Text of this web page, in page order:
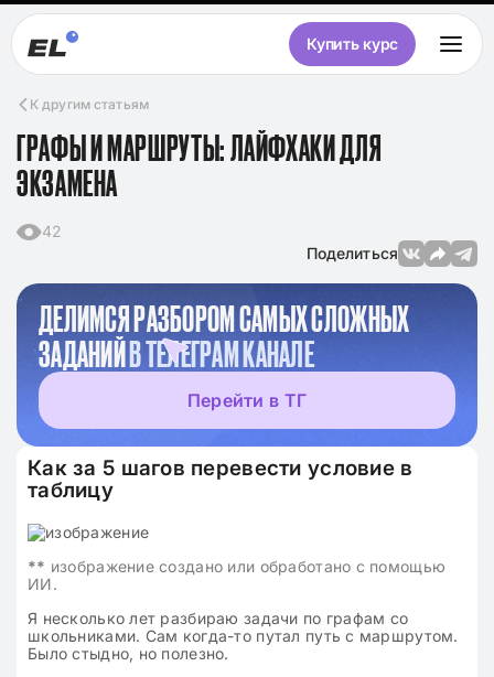
Купить курс
К другим статьям
ГРАФЫ И МАРШРУТЫ: ЛАЙФХАКИ ДЛЯ
ЭКЗАМЕНА
42
Поделиться
ДЕЛИМСЯ РАЗБОРОМ САМЫХ СЛОЖНЫХ
ЗАДАНИЙВ ТЕЛЕГРАМ КАНАЛЕ
Перейти в ТГ
Как за 5 шагов перевести условие в
таблицу
** изображение создано или обработано с помощью
ИИ.
Я несколько лет разбираю задачи по графам со
школьниками. Сам когда-то путал путь с маршрутом.
Было стыдно, но полезно.